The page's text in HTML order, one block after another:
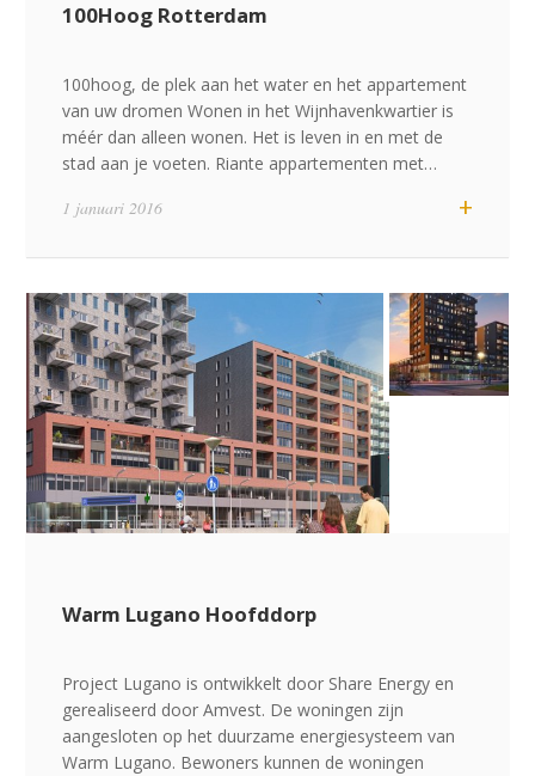
100Hoog Rotterdam
100hoog, de plek aan het water en het appartement
van uw dromen Wonen in het Wijnhavenkwartier is
méér dan alleen wonen. Het is leven in en met de
stad aan je voeten. Riante appartementen met…
+
1 januari 2016
Warm Lugano Hoofddorp
Project Lugano is ontwikkelt door Share Energy en
gerealiseerd door Amvest. De woningen zijn
aangesloten op het duurzame energiesysteem van
Warm Lugano. Bewoners kunnen de woningen